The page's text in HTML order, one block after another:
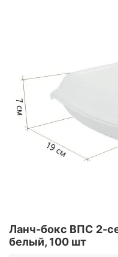
Ланч-бокс ВПС 2-
белый, 100 шт